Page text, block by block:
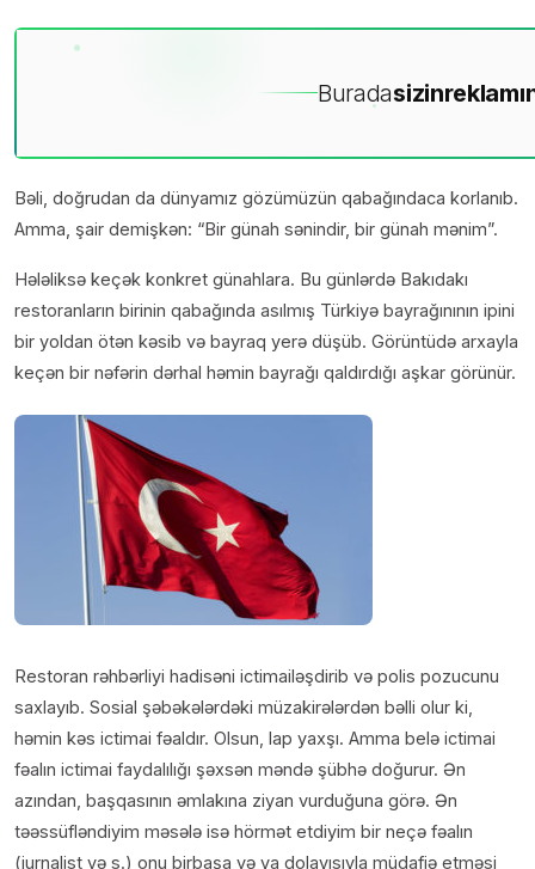
Buradasizin
Bəli, doğrudan da dünyamız gözümüzün qabağındaca korlanıb.
Amma, şair demişkən: “Bir günah sənindir, bir günah mənim”.
Hələliksə keçək konkret günahlara. Bu günlərdə Bakıdakı
restoranların birinin qabağında asılmış Türkiyə bayrağınının ipini
bir yoldan ötən kəsib və bayraq yerə düşüb. Görüntüdə arxayla
keçən bir nəfərin dərhal həmin bayrağı qaldırdığı aşkar görünür.
Restoran rəhbərliyi hadisəni ictimailəşdirib və polis pozucunu
saxlayıb. Sosial şəbəkələrdəki müzakirələrdən bəlli olur ki,
həmin kəs ictimai fəaldır. Olsun, lap yaxşı. Amma belə ictimai
fəalın ictimai faydalılığı şəxsən məndə şübhə doğurur. Ən
azından, başqasının əmlakına ziyan vurduğuna görə. Ən
təəssüfləndiyim məsələ isə hörmət etdiyim bir neçə fəalın
(jurnalist və s.) onu birbaşa və ya dolayısıyla müdafiə etməsi